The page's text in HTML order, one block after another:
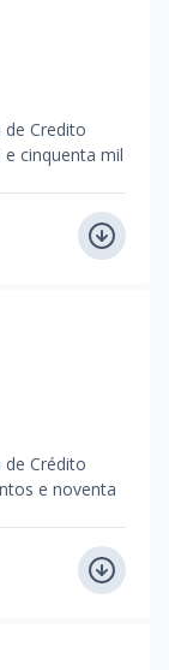
Credito
e cinquenta mil
Crédito
e noventa